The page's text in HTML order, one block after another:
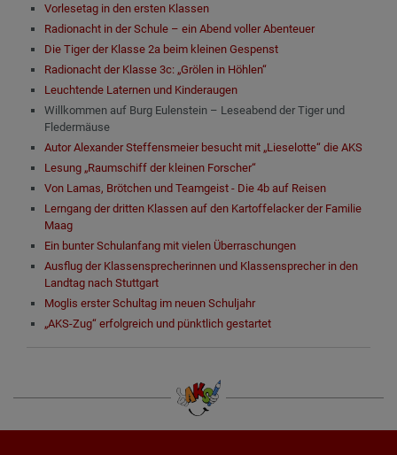
Vorlesetag in den ersten Klassen
Radionacht in der Schule – ein Abend voller Abenteuer
Die Tiger der Klasse 2a beim kleinen Gespenst
Radionacht der Klasse 3c: „Grölen in Höhlen“
Leuchtende Laternen und Kinderaugen
Willkommen auf Burg Eulenstein – Leseabend der Tiger und
Fledermäuse
Autor Alexander Steffensmeier besucht mit „Lieselotte“ die AKS
Lesung „Raumschiff der kleinen Forscher“
Von Lamas, Brötchen und Teamgeist - Die 4b auf Reisen
Lerngang der dritten Klassen auf den Kartoffelacker der Familie
Maag
Ein bunter Schulanfang mit vielen Überraschungen
Ausflug der Klassensprecherinnen und Klassensprecher in den
Landtag nach Stuttgart
Moglis erster Schultag im neuen Schuljahr
„AKS-Zug“ erfolgreich und pünktlich gestartet